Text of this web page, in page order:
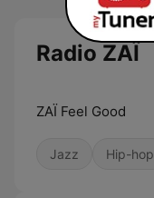
Radio ZAÏ
ZAÏ Feel Good
Jazz Hip-hop